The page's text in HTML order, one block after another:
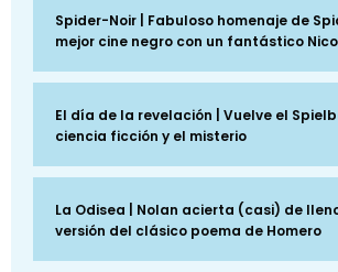
Spider-Noir | Fabuloso homenaje de
mejor cine negro con un fantástico
El día de la revelación | Vuelve el
ciencia ficción y el misterio
La Odisea | Nolan acierta (casi) de
versión del clásico poema de Homero